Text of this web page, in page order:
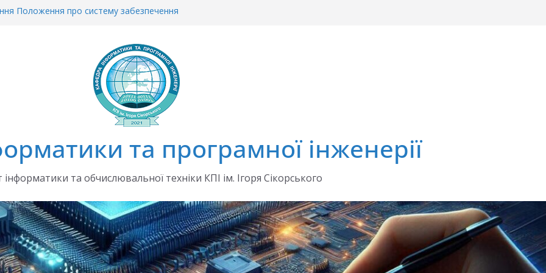
Положення про систему забезпечення
2026/2027 навчальний рік
ПЛАНИ на 2026/2027 навч.рік
з академічної доброчесності
та програмної інженерії
та обчислювальної техніки КПІ ім. Ігоря Сікорського